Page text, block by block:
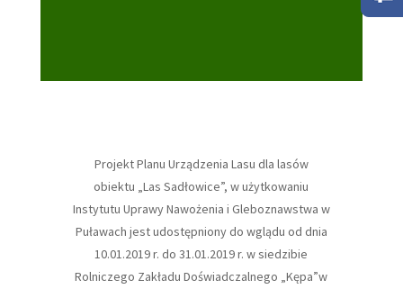
Projekt Planu Urządzenia Lasu dla lasów
obiektu „Las Sadłowice”, w użytkowaniu
Instytutu Uprawy Nawożenia i Gleboznawstwa w
Puławach jest udostępniony do wglądu od dnia
10.01.2019 r. do 31.01.2019 r. w siedzibie
Rolniczego Zakładu Doświadczalnego „Kępa”w